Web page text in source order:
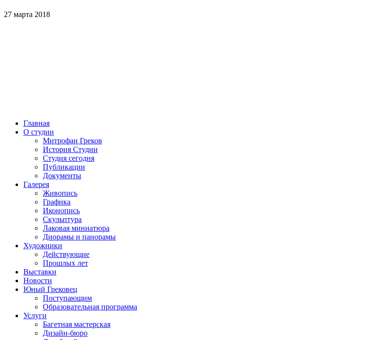
27 марта 2018
Главная
О студии
Митрофан Греков
История Студии
Студия сегодня
Публикации
Документы
Галерея
Живопись
Графика
Иконопись
Скульптура
Лаковая миниатюра
Диорамы и панорамы
Художники
Действующие
Прошлых лет
Выставки
Новости
Юный Грековец
Поступающим
Образовательная программа
Услуги
Багетная мастерская
Дизайн-бюро